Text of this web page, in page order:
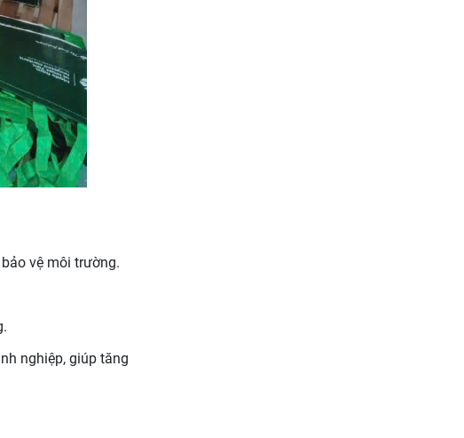
vệ môi trường.
nghiệp, giúp tăng